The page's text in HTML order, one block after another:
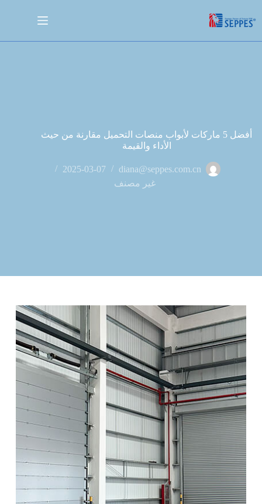
أفضل 5 ماركات لأبواب منصات التحميل مقارنة من حيث
الأداء والقيمة
diana@seppes.com.cn
2025-03-07
غير مصنف